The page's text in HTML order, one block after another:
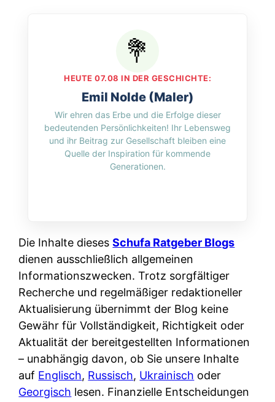
n
w
i
r
h
r
n
f
u
n
i
e
r
e
n
r
u
s
s
i
&
O
n
l
W
t
i
r
k
M
y
h
o
s
n
d
e
r
S
c
h
u
t
z
HEUTE 07.08 IN DER GESCHICHTE:
Emil Nolde (Maler)
Wir ehren das Erbe und die Erfolge dieser
bedeutenden Persönlichkeiten! Ihr Lebensweg
und ihr Beitrag zur Gesellschaft bleiben eine
Quelle der Inspiration für kommende
Generationen.
Die Inhalte diesesSchufa Ratgeber Blogs
dienen ausschließlich allgemeinen
Informationszwecken. Trotz sorgfältiger
Recherche und regelmäßiger redaktioneller
Aktualisierung übernimmt der Blog keine
Gewähr für Vollständigkeit, Richtigkeit oder
Aktualität der bereitgestellten Informationen
– unabhängig davon, ob Sie unsere Inhalte
auf Englisch, Russisch, Ukrainisch oder
Georgisch lesen. Finanzielle Entscheidungen